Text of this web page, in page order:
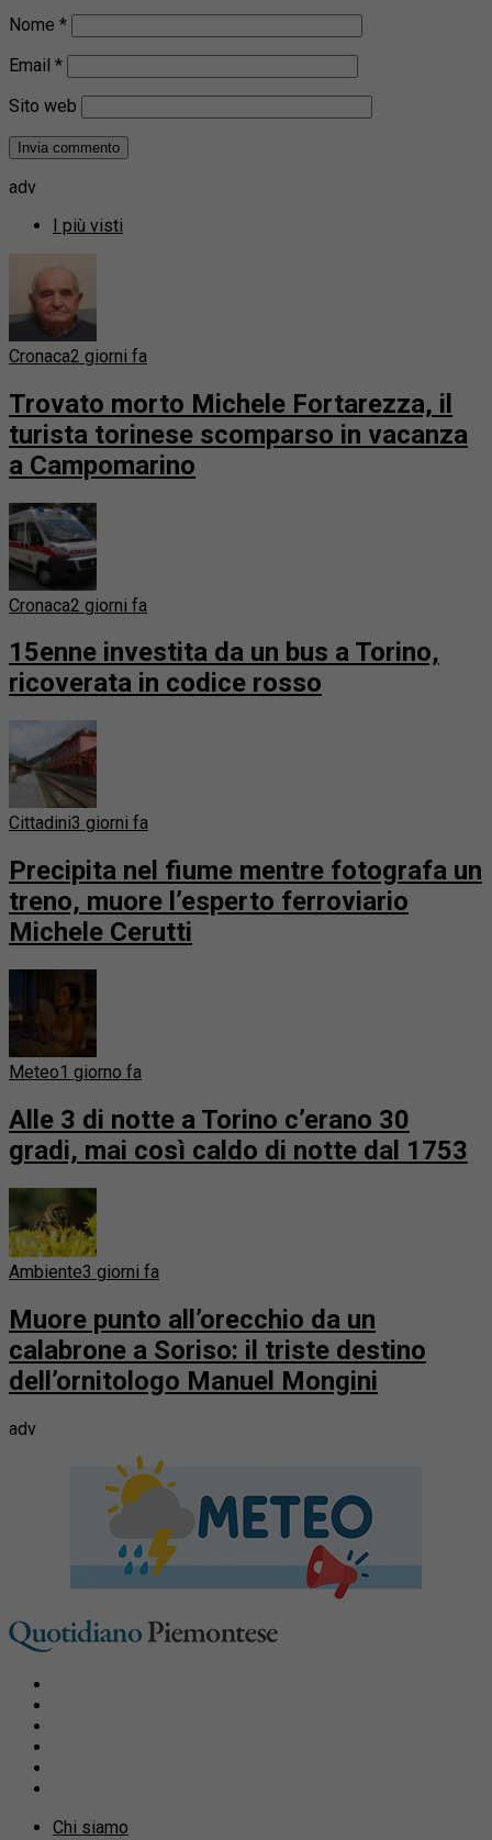
Nome *
Email *
Sito web
adv
I più visti
Cronaca2 giorni fa
Trovato morto Michele Fortarezza, il
turista torinese scomparso in vacanza
a Campomarino
Cronaca2 giorni fa
15enne investita da un bus a Torino,
ricoverata in codice rosso
Cittadini3 giorni fa
Precipita nel fiume mentre fotografa un
treno, muore l’esperto ferroviario
Michele Cerutti
Meteo1 giorno fa
Alle 3 di notte a Torino c’erano 30
gradi, mai così caldo di notte dal 1753
Ambiente3 giorni fa
Muore punto all’orecchio da un
calabrone a Soriso: il triste destino
dell’ornitologo Manuel Mongini
adv
Chi siamo